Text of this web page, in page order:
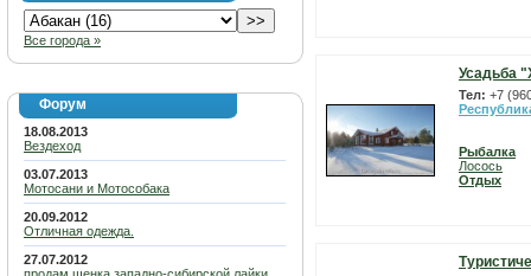
Все города »
Форум
18.08.2013
Вездеход
03.07.2013
Мотосани и Мотособака
20.09.2012
Отличная одежда.
27.07.2012
Усадьба
Тел: +7
Рыбалка
Лосось
Отдых